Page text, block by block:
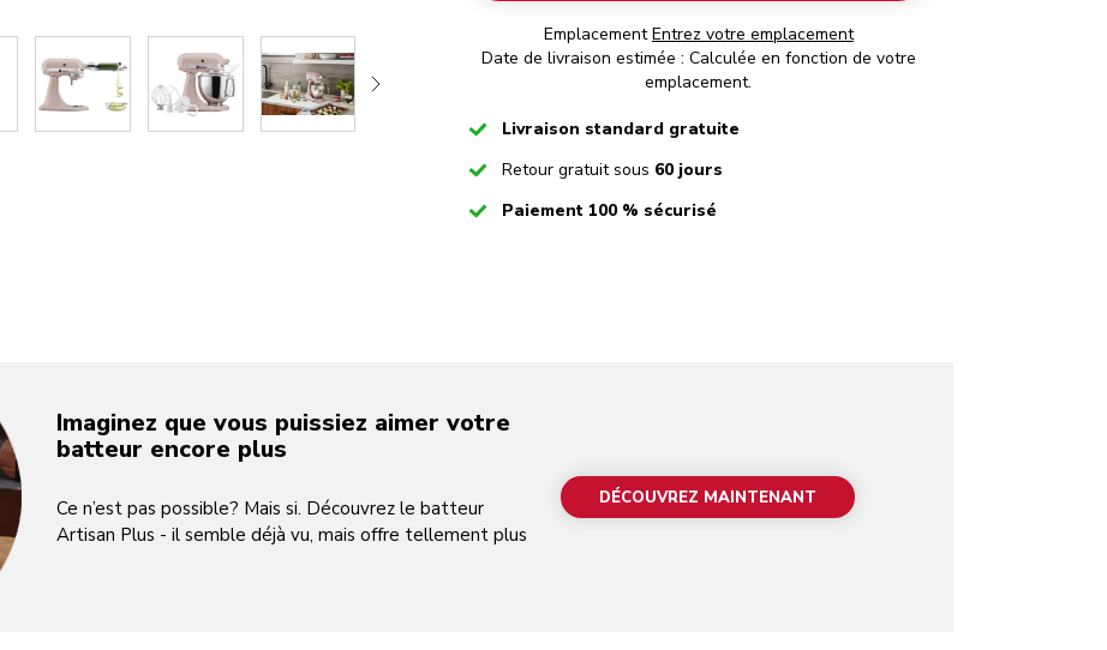
Play the video-mp4
Emplacement Entrez votre emplacement
Date de livraison estimée : Calculée en fonction de votre
emplacement.
CheckedLivraison standard gratuite
CheckedRetour gratuit sous 60 jours
CheckedPaiement 100 % sécurisé
Imaginez que vous puissiez aimer votre
batteur encore plus
Ce n’est pas possible? Mais si. Découvrez le batteur
Artisan Plus - il semble déjà vu, mais offre tellement plus
DÉCOUVREZ MAINTENANT